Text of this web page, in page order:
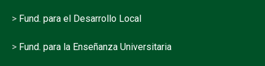
> Fund. para el Desarrollo Local
> Fund. para la Enseñanza Universitaria